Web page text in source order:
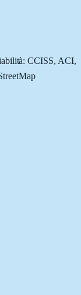
CCISS, ACI,